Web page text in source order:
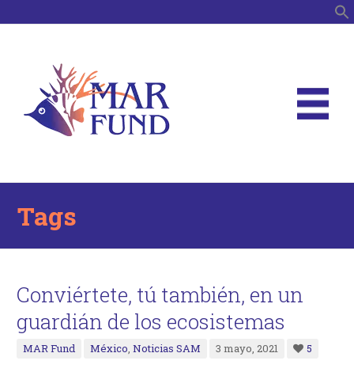
Tags
Conviértete, tú también, en un
guardián de los ecosistemas
MAR Fund México,Noticias SAM 3 mayo, 2021 5